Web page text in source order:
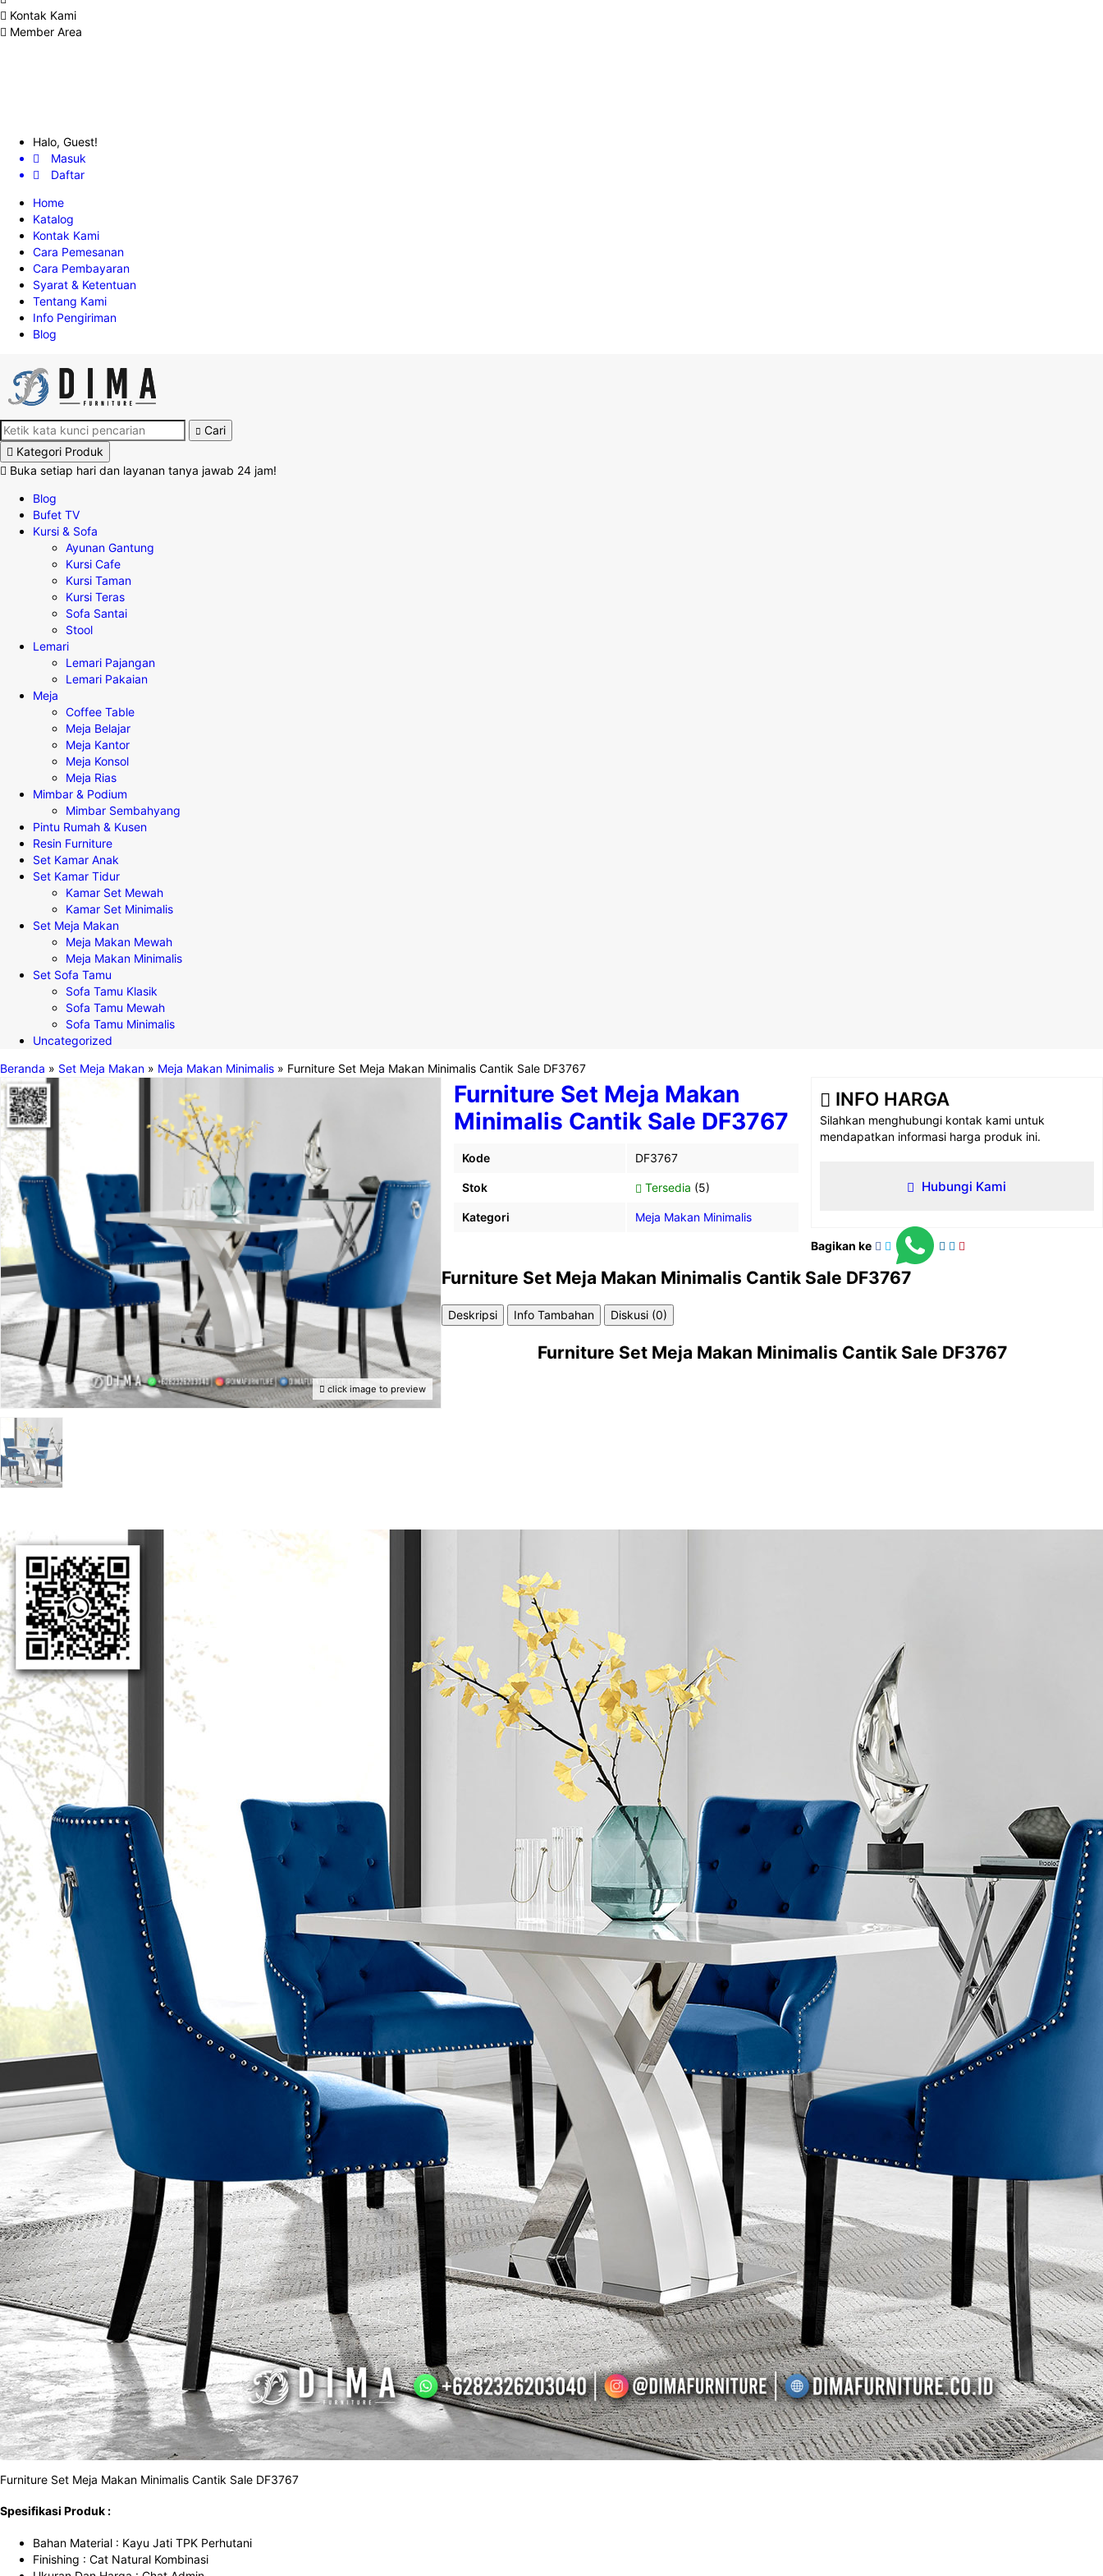
Kontak Kami
Member Area
Halo, Guest!
Masuk
Daftar
Home
Katalog
Kontak Kami
Cara Pemesanan
Cara Pembayaran
Syarat & Ketentuan
Tentang Kami
Info Pengiriman
Blog
Cari
Kategori Produk
Buka setiap hari dan layanan tanya jawab 24 jam!
Blog
Bufet TV
Kursi & Sofa
Ayunan Gantung
Kursi Cafe
Kursi Taman
Kursi Teras
Sofa Santai
Stool
Lemari
Lemari Pajangan
Lemari Pakaian
Meja
Coffee Table
Meja Belajar
Meja Kantor
Meja Konsol
Meja Rias
Mimbar & Podium
Mimbar Sembahyang
Pintu Rumah & Kusen
Resin Furniture
Set Kamar Anak
Set Kamar Tidur
Kamar Set Mewah
Kamar Set Minimalis
Set Meja Makan
Meja Makan Mewah
Meja Makan Minimalis
Set Sofa Tamu
Sofa Tamu Klasik
Sofa Tamu Mewah
Sofa Tamu Minimalis
Uncategorized
Beranda » Set Meja Makan » Meja Makan Minimalis » Furniture Set Meja Makan Minimalis Cantik Sale DF3767
click image to preview
Furniture Set Meja Makan
Minimalis Cantik Sale DF3767
Kode DF3767
Stok Tersedia (5)
Kategori Meja Makan Minimalis
INFO HARGA
Silahkan menghubungi kontak kami untuk
mendapatkan informasi harga produk ini.
Hubungi Kami
Bagikan ke
Furniture Set Meja Makan Minimalis Cantik Sale DF3767
Deskripsi Info Tambahan Diskusi (0)
Furniture Set Meja Makan Minimalis Cantik Sale DF3767
Furniture Set Meja Makan Minimalis Cantik Sale DF3767
Spesifikasi Produk :
Bahan Material : Kayu Jati TPK Perhutani
Finishing : Cat Natural Kombinasi